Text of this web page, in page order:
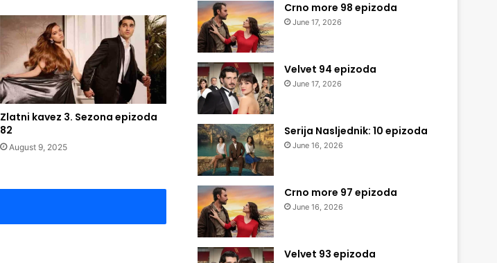
Zlatni kavez 3. Sezona epizoda
82
August 9, 2025
Crno more 98 epizoda
June 17, 2026
Velvet 94 epizoda
June 17, 2026
Serija Nasljednik: 10 epizoda
June 16, 2026
Crno more 97 epizoda
June 16, 2026
Velvet 93 epizoda